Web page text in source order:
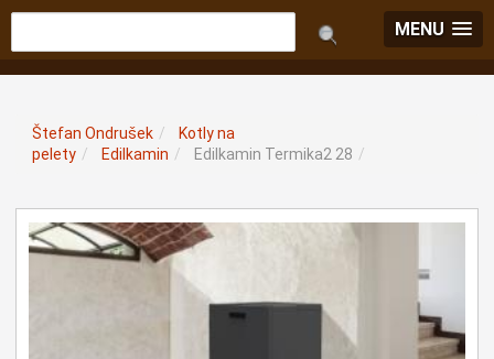
MENU
Štefan Ondrušek /
Kotly na
pelety / Edilkamin / Edilkamin Termika2 28 /